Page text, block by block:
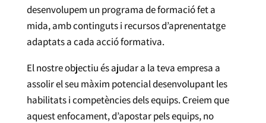
desenvolupem un programa de formació fet a
mida, amb continguts i recursos d’aprenentatge
adaptats a cada acció formativa.
El nostre objectiu és ajudar a la teva empresa a
assolir el seu màxim potencial desenvolupant les
habilitats i competències dels equips. Creiem que
aquest enfocament, d’apostar pels equips, no